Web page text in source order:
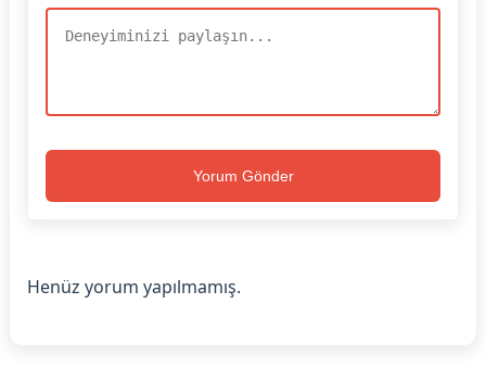
Yorum Gönder
Henüz yorum yapılmamış.